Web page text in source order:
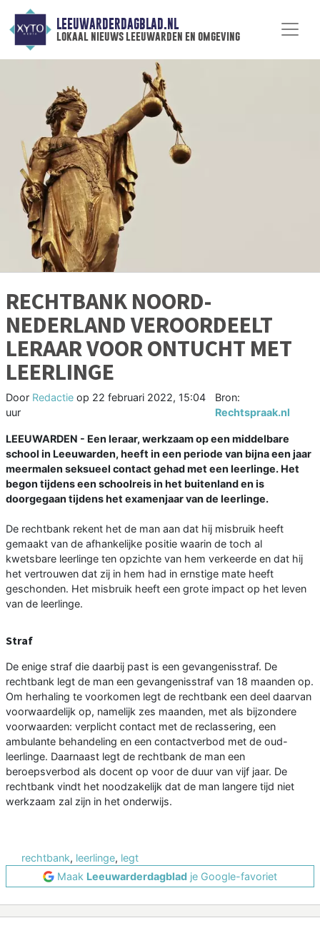
LEEUWARDERDAGBLAD.NL
lokaal nieuws leeuwarden en omgeving
RECHTBANK NOORD-
NEDERLAND VEROORDEELT
LERAAR VOOR ONTUCHT MET
LEERLINGE
Door Redactie op 22 februari 2022, 15:04
uur
Bron:
Rechtspraak.nl
LEEUWARDEN - Een leraar, werkzaam op een middelbare
school in Leeuwarden, heeft in een periode van bijna een jaar
meermalen seksueel contact gehad met een leerlinge. Het
begon tijdens een schoolreis in het buitenland en is
doorgegaan tijdens het examenjaar van de leerlinge.
De rechtbank rekent het de man aan dat hij misbruik heeft
gemaakt van de afhankelijke positie waarin de toch al
kwetsbare leerlinge ten opzichte van hem verkeerde en dat hij
het vertrouwen dat zij in hem had in ernstige mate heeft
geschonden. Het misbruik heeft een grote impact op het leven
van de leerlinge.
Straf
De enige straf die daarbij past is een gevangenisstraf. De
rechtbank legt de man een gevangenisstraf van 18 maanden op.
Om herhaling te voorkomen legt de rechtbank een deel daarvan
voorwaardelijk op, namelijk zes maanden, met als bijzondere
voorwaarden: verplicht contact met de reclassering, een
ambulante behandeling en een contactverbod met de oud-
leerlinge. Daarnaast legt de rechtbank de man een
beroepsverbod als docent op voor de duur van vijf jaar. De
rechtbank vindt het noodzakelijk dat de man langere tijd niet
werkzaam zal zijn in het onderwijs.
rechtbank, leerlinge, legt
Maak Leeuwarderdagblad je Google-favoriet